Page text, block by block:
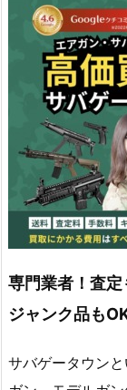
専門業者！査定
ジャンク品も
サバゲータウン